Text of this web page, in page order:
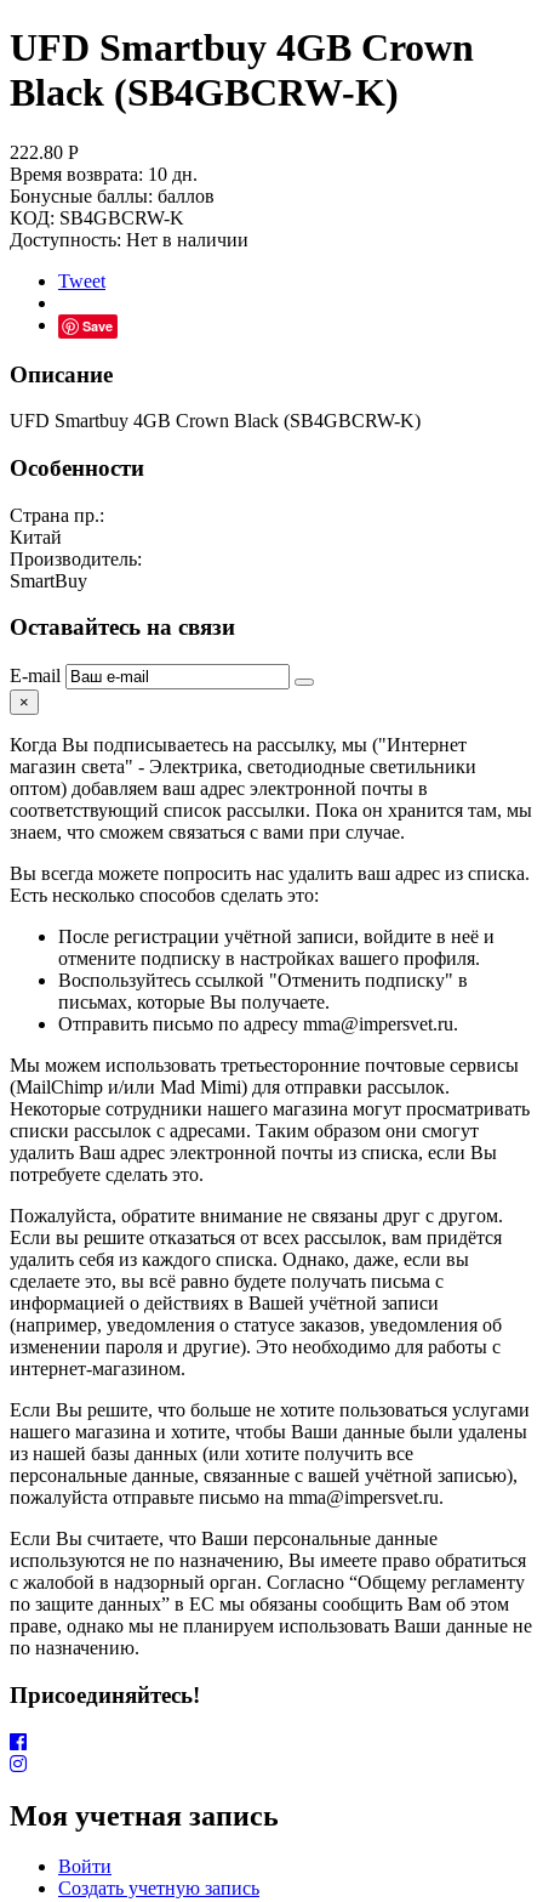
UFD Smartbuy 4GB Crown
Black (SB4GBCRW-K)
222.80 Р
Время возврата: 10 дн.
Бонусные баллы: баллов
КОД: SB4GBCRW-K
Доступность: Нет в наличии
Tweet
Save
Описание
UFD Smartbuy 4GB Crown Black (SB4GBCRW-K)
Особенности
Страна пр.:
Китай
Производитель:
SmartBuy
Оставайтесь на связи
E-mail
×
Когда Вы подписываетесь на рассылку, мы ("Интернет
магазин света" - Электрика, светодиодные светильники
оптом) добавляем ваш адрес электронной почты в
соответствующий список рассылки. Пока он хранится там, мы
знаем, что сможем связаться с вами при случае.
Вы всегда можете попросить нас удалить ваш адрес из списка.
Есть несколько способов сделать это:
После регистрации учётной записи, войдите в неё и
отмените подписку в настройках вашего профиля.
Воспользуйтесь ссылкой "Отменить подписку" в
письмах, которые Вы получаете.
Отправить письмо по адресу mma@impersvet.ru.
Мы можем использовать третьесторонние почтовые сервисы
(MailChimp и/или Mad Mimi) для отправки рассылок.
Некоторые сотрудники нашего магазина могут просматривать
списки рассылок с адресами. Таким образом они смогут
удалить Ваш адрес электронной почты из списка, если Вы
потребуете сделать это.
Пожалуйста, обратите внимание не связаны друг с другом.
Если вы решите отказаться от всех рассылок, вам придётся
удалить себя из каждого списка. Однако, даже, если вы
сделаете это, вы всё равно будете получать письма с
информацией о действиях в Вашей учётной записи
(например, уведомления о статусе заказов, уведомления об
изменении пароля и другие). Это необходимо для работы с
интернет-магазином.
Если Вы решите, что больше не хотите пользоваться услугами
нашего магазина и хотите, чтобы Ваши данные были удалены
из нашей базы данных (или хотите получить все
персональные данные, связанные с вашей учётной записью),
пожалуйста отправьте письмо на mma@impersvet.ru.
Если Вы считаете, что Ваши персональные данные
используются не по назначению, Вы имеете право обратиться
с жалобой в надзорный орган. Согласно “Общему регламенту
по защите данных” в ЕС мы обязаны сообщить Вам об этом
праве, однако мы не планируем использовать Ваши данные не
по назначению.
Присоединяйтесь!
Моя учетная запись
Войти
Создать учетную запись